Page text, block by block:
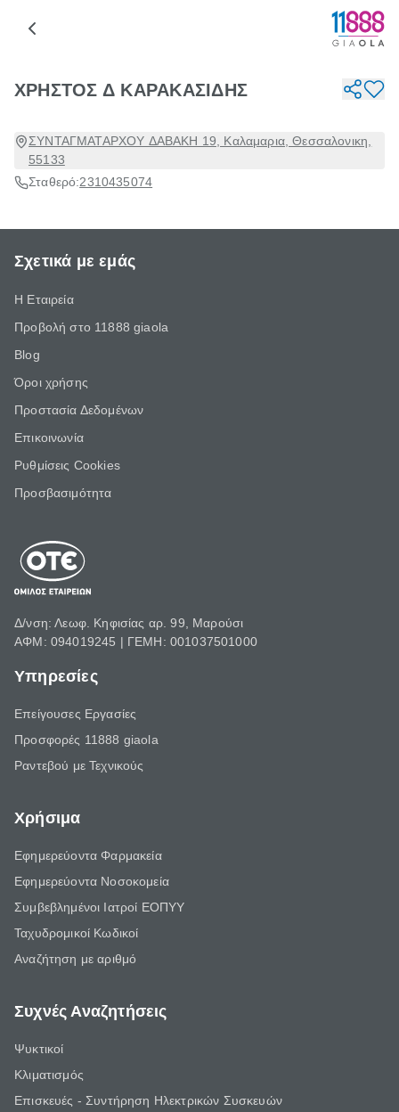
ΧΡΗΣΤΟΣ Δ ΚΑΡΑΚΑΣΙΔΗΣ
ΣΥΝΤΑΓΜΑΤΑΡΧΟΥ ΔΑΒΑΚΗ 19, Καλαμαρια, Θεσσαλονικη,
55133
Σταθερό:2310435074
Σχετικά με εμάς
Η Εταιρεία
Προβολή στο 11888 giaola
Blog
Όροι χρήσης
Προστασία Δεδομένων
Επικοινωνία
Ρυθμίσεις Cookies
Προσβασιμότητα
Δ/νση: Λεωφ. Κηφισίας αρ. 99, Μαρούσι
ΑΦΜ: 094019245 | ΓΕΜΗ: 001037501000
Υπηρεσίες
Επείγουσες Εργασίες
Προσφορές 11888 giaola
Ραντεβού με Τεχνικούς
Χρήσιμα
Εφημερεύοντα Φαρμακεία
Εφημερεύοντα Νοσοκομεία
Συμβεβλημένοι Ιατροί ΕΟΠΥΥ
Ταχυδρομικοί Κωδικοί
Αναζήτηση με αριθμό
Συχνές Αναζητήσεις
Ψυκτικοί
Κλιματισμός
Επισκευές - Συντήρηση Ηλεκτρικών Συσκευών